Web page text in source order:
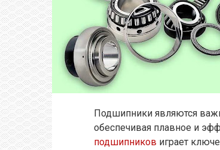
Подшипники являются
обеспечивая плавное и
подшипников играет